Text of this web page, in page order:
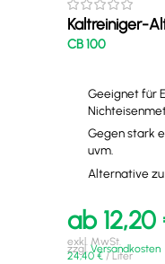
Kaltreiniger-
CB 100
Geeignet für
Gegen stark
uvm.
Alternative
ab 12,20
exkl. MwSt.
zzgl.Versandkosten
24,40€/Liter